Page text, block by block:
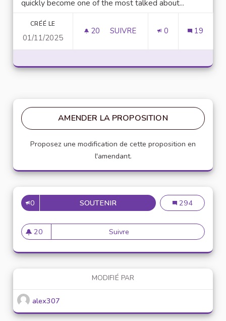
quickly become one of the most talked about...
CRÉÉ LE
01/11/2025
20 20 ABONNÉS
SUIVRE 0 19
AMENDER LA PROPOSITION
Proposez une modification de cette proposition en
l'amendant.
0 SOUTENIRMISE EN PLACE DEMise en place
294
20
20 abonnés
Suivre Mise en place de référents
MODIFIÉ PAR
alex307